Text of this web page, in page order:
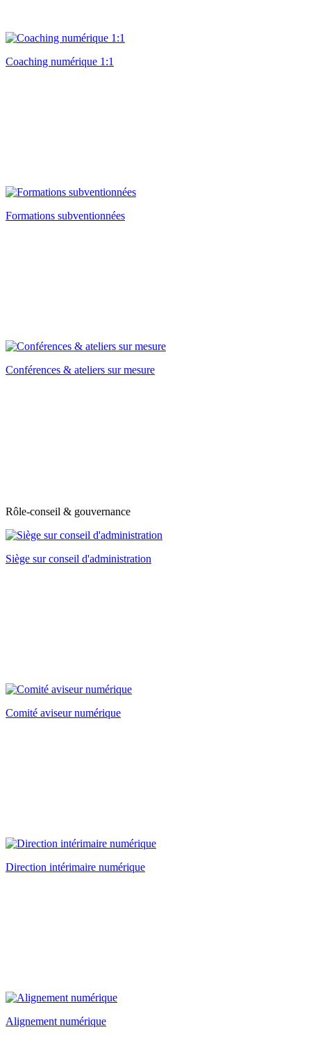
Coaching numérique 1:1
Formations subventionnées
Conférences & ateliers sur mesure
Rôle-conseil & gouvernance
Siège sur conseil d'administration
Comité aviseur numérique
Direction intérimaire numérique
Alignement numérique